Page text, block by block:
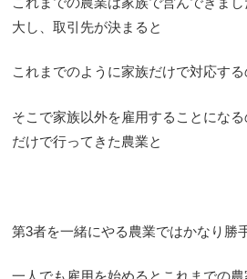
大し、取引先が決まると
これまでのように家族だけで対応する
そこで家族以外を雇用することにな
だけで行ってきた農業と
第3者を一緒にやる農業ではかなり勝
一人でも雇用を始めるとこれまでの